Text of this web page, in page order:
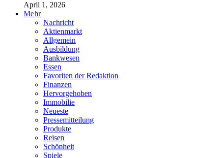
April 1, 2026
Mehr
Nachricht
Aktienmarkt
Allgemein
Ausbildung
Bankwesen
Essen
Favoriten der Redaktion
Finanzen
Hervorgehoben
Immobilie
Neueste
Pressemitteilung
Produkte
Reisen
Schönheit
Spiele